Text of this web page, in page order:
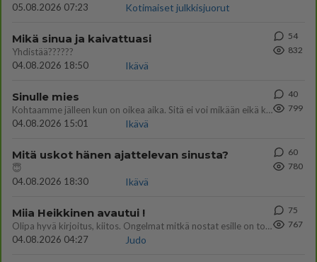
05.08.2026 07:23
Kotimaiset julkkisjuorut
Mikä sinua ja kaivattuasi
Yhdistää??????
04.08.2026 18:50
Ikävä
54
832
Sinulle mies
Kohtaamme jälleen kun on oikea aika. Sitä ei voi mikään eikä kukaan estää <3 <3
04.08.2026 15:01
Ikävä
40
799
Mitä uskot hänen ajattelevan sinusta?
😇
04.08.2026 18:30
Ikävä
60
780
Miia Heikkinen avautui !
Olipa hyvä kirjoitus, kiitos. Ongelmat mitkä nostat esille on todellisia ja tämä ylimielisyys totta ja se näkyy kaikessa
04.08.2026 04:27
Judo
75
767